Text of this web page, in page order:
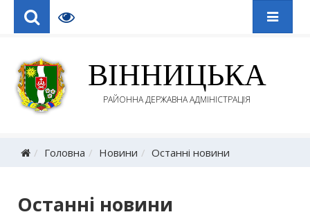
ВІННИЦЬКА
РАЙОННА ДЕРЖАВНА АДМІНІСТРАЦІЯ
Головна Новини Останні новини
Останні новини